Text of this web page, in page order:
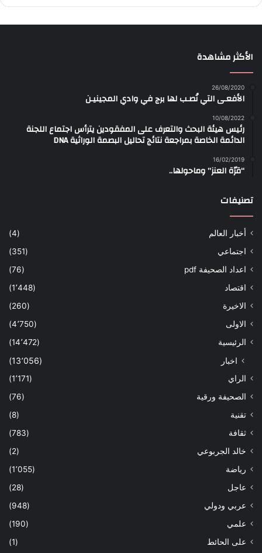
الأكثر مشاهدة
26/08/2020
الأفعـى التي نُصـب لها برج في وادي المجينيـن
10/08/2022
رئيس هيئة البحث والتعرف على المفقودين يترأس اجتماع اللجنة
الدائمة الخاصة بمراجعة نتائج تحاليل البصمة الوراثية DNA
16/02/2019
“قرّة العنز” وماحولها..
تصنيفات
أخبار العالم
(4)
اجتماعي
(351)
اعداد الصحيفة pdf
(76)
اقتصاد
(1٬448)
الاخيرة
(260)
الاولى
(4٬750)
الرئيسية
(14٬472)
اخبار (13٬056)
الراي
(1٬171)
الصحيفة ورقية
(76)
تقنية
(8)
ثقافة
(783)
خالد الجربوعي
(2)
رياضة
(1٬055)
عاجل
(28)
عربي ودولي
(948)
علمي
(190)
على الحائط
(1)